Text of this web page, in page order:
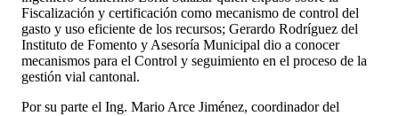
Fiscalización y certificación como mecanismo de control del
gasto y uso eficiente de los recursos; Gerardo Rodríguez del
Instituto de Fomento y Asesoría Municipal dio a conocer
mecanismos para el Control y seguimiento en el proceso de la
gestión vial cantonal.
Por su parte el Ing. Mario Arce Jiménez, coordinador del